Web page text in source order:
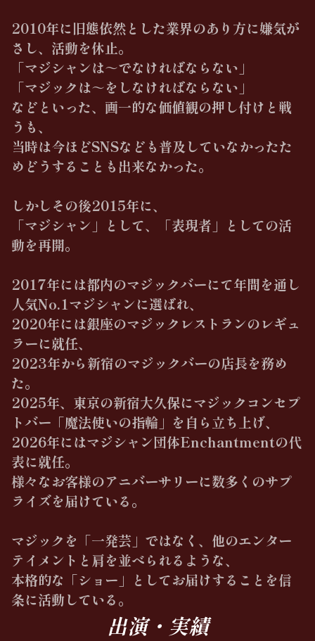
2010年に旧態依然とした業界のあり方に嫌気が
さし、活動を休止。
「マジシャンは～でなければならない」
「マジックは～をしなければならない」
などといった、画一的な価値観の押し付けと戦
うも、
当時は今ほどSNSなども普及していなかったた
めどうすることも出来なかった。
しかしその後2015年に、
「マジシャン」として、「表現者」としての活
動を再開。
2017年には都内のマジックバーにて年間を通し
人気No.1マジシャンに選ばれ、
2020年には銀座のマジックレストランのレギュ
ラーに就任、
2023年から新宿のマジックバーの店長を務め
た。
2025年、東京の新宿大久保にマジックコンセプ
トバー「魔法使いの指輪」を自ら立ち上げ、
2026年にはマジシャン団体Enchantmentの代
表に就任。
様々なお客様のアニバーサリーに数多くのサプ
ライズを届けている。
マジックを「一発芸」ではなく、他のエンター
テイメントと肩を並べられるような、
本格的な「ショー」としてお届けすることを信
条に活動している。
出演・実績